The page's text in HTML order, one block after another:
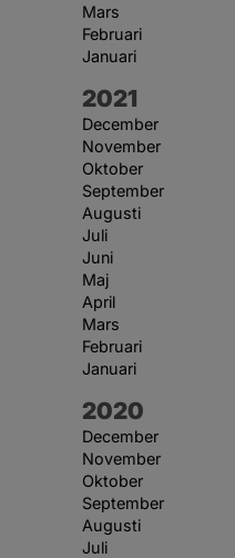
Mars
Februari
Januari
År:
2021
December
November
Oktober
September
Augusti
Juli
Juni
Maj
April
Mars
Februari
Januari
År:
2020
December
November
Oktober
September
Augusti
Juli